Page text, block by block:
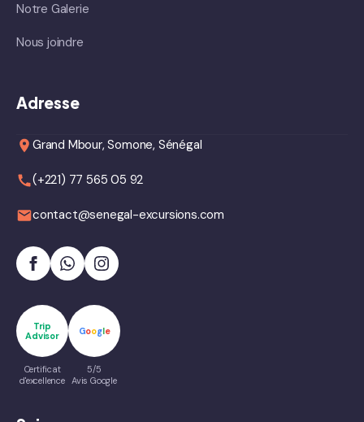
Notre Galerie
Nous joindre
Adresse
Grand Mbour, Somone, Sénégal
(+221) 77 565 05 92
contact@senegal-excursions.com
Trip
Advisor
Certificat
d'excellence
Google
5/5
Avis Google